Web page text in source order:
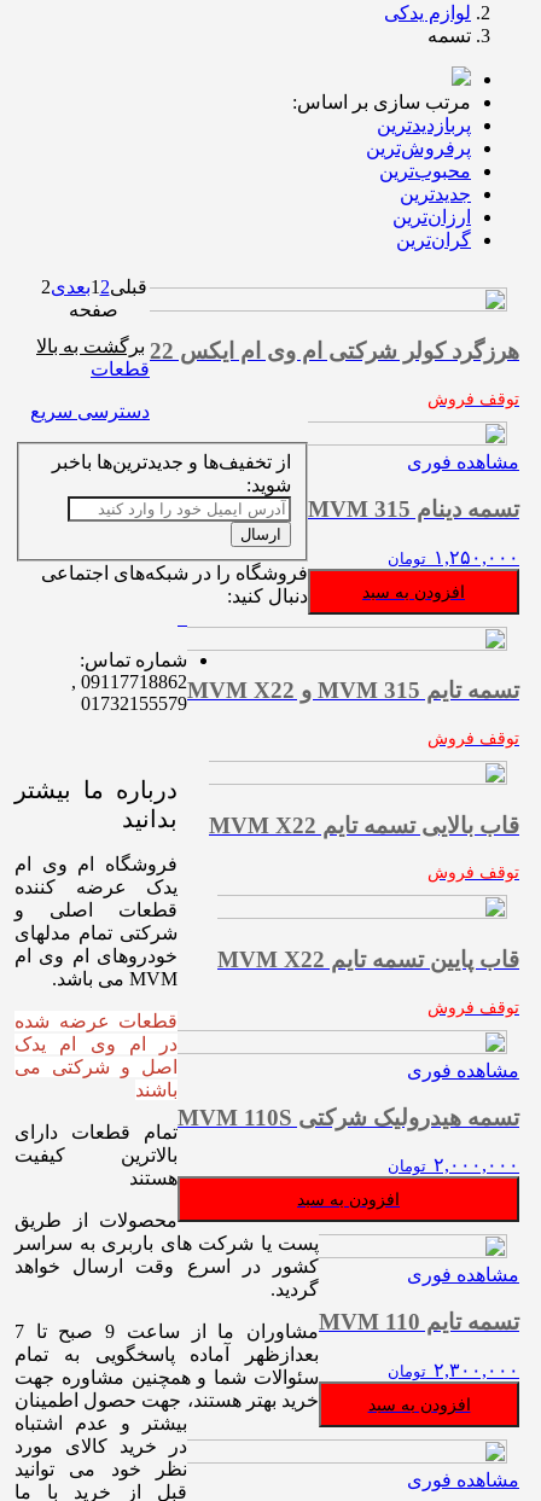
لوازم یدکی
تسمه
مرتب سازی بر اساس:
پربازدیدترین
پرفروش‌ترین‌
محبوب‌ترین
جدیدترین
ارزان‌ترین
گران‌ترین
هرزگرد کولر شرکتی ام وی ام ایکس 22
توقف فروش
مشاهده فوری
تسمه دینام MVM 315
۱,۲۵۰,۰۰۰ تومان
افزودن به سبد
تسمه تایم MVM 315 و MVM X22
توقف فروش
قاب بالایی تسمه تایم MVM X22
توقف فروش
قاب پایین تسمه تایم MVM X22
توقف فروش
مشاهده فوری
تسمه هیدرولیک شرکتی MVM 110S
۲,۰۰۰,۰۰۰ تومان
افزودن به سبد
مشاهده فوری
تسمه تایم MVM 110
۲,۳۰۰,۰۰۰ تومان
افزودن به سبد
مشاهده فوری
قبلی 1 2 بعدی2
صفحه
برگشت به بالا
قطعات
دسترسی سریع
از تخفیف‌ها و جدیدترین‌ها باخبر
شوید:
ارسال
فروشگاه را در شبکه‌های اجتماعی
دنبال کنید:
شماره تماس:
09117718862 ,
01732155579
درباره ما بیشتر
بدانید
فروشگاه ام وی ام
یدک عرضه کننده
قطعات اصلی و
شرکتی تمام مدلهای
خودروهای ام وی ام
MVM می باشد.
قطعات عرضه شده
در ام وی ام یدک
اصل و شرکتی می
باشند
تمام قطعات دارای
بالاترین کیفیت
هستند
محصولات از طریق
پست یا شرکت های باربری به سراسر
کشور در اسرع وقت ارسال خواهد
گردید.
مشاوران ما از ساعت 9 صبح تا 7
بعدازظهر آماده پاسخگویی به تمام
سئوالات شما و همچنین مشاوره جهت
خرید بهتر هستند، جهت حصول اطمینان
بیشتر و عدم اشتباه
در خرید کالای مورد
نظر خود می توانید
قبل از خرید با ما